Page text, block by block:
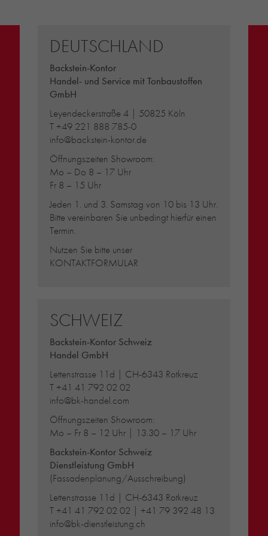
DEUTSCHLAND
Backstein-Kontor
Handel- und Service mit Tonbaustoffen
GmbH
Leyendeckerstraße 4 | 50825 Köln
T+49 221 888 785-0
info@backstein-kontor.de
Öffnungszeiten Showroom:
Mo – Do 8 – 17 Uhr
Fr 8 – 15 Uhr
Jeden 1. und 3. Samstag von 10 bis 13 Uhr.
Bitte vereinbaren Sie unbedingt hierfür einen
Termin.
Nutzen Sie bitte unser
KONTAKTFORMULAR
SCHWEIZ
Backstein-Kontor Schweiz
Handel GmbH
Lettenstrasse 11d | CH-6343 Rotkreuz
T+41 41 792 02 02
info@bk-handel.com
Öffnungszeiten Showroom:
Mo – Fr 8 – 12 Uhr | 13.30 – 17 Uhr
Backstein-Kontor Schweiz
Dienstleistung GmbH
(Fassadenplanung/Ausschreibung)
Lettenstrasse 11d | CH-6343 Rotkreuz
T+41 41 792 02 02 |+41 79 392 48 13
info@bk-dienstleistung.ch